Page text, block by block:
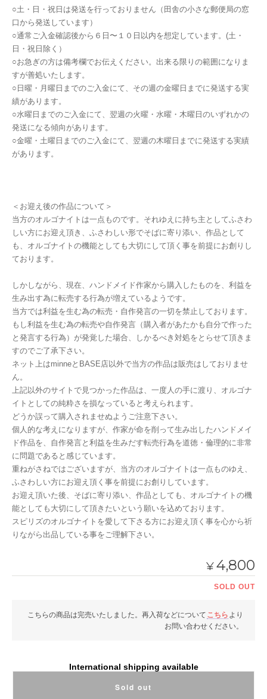
○土・日・祝日は発送を行っておりません（田舎の小さな郵便局の窓
口から発送しています）
○通常ご入金確認後から６日〜１０日以内を想定しています。(土・
日・祝日除く）
○お急ぎの方は備考欄でお伝えください。出来る限りの範囲になりま
すが善処いたします。
○日曜・月曜日までのご入金にて、その週の金曜日までに発送する実
績があります。
○水曜日までのご入金にて、翌週の火曜・水曜・木曜日のいずれかの
発送になる傾向があります。
○金曜・土曜日までのご入金にて、翌週の木曜日までに発送する実績
があります。
＜お迎え後の作品について＞
当方のオルゴナイトは一点ものです。それゆえに持ち主としてふさわ
しい方にお迎え頂き、ふさわしい形でそばに寄り添い、作品として
も、オルゴナイトの機能としても大切にして頂く事を前提にお創りし
ております。
しかしながら、現在、ハンドメイド作家から購入したものを、利益を
生み出す為に転売する行為が増えているようです。
当方では利益を生む為の転売・自作発言の一切を禁止しております。
もし利益を生む為の転売や自作発言（購入者があたかも自分で作った
と発言する行為）が発覚した場合、しかるべき対処をとらせて頂きま
すのでご了承下さい。
ネット上はminneとBASE店以外で当方の作品は販売はしておりませ
ん。
上記以外のサイトで見つかった作品は、一度人の手に渡り、オルゴナ
イトとしての純粋さを損なっていると考えられます。
どうか誤って購入されませぬようご注意下さい。
個人的な考えになりますが、作家が命を削って生み出したハンドメイ
ド作品を、自作発言と利益を生みだす転売行為を道徳・倫理的に非常
に問題であると感じています。
重ねがさねではございますが、当方のオルゴナイトは一点ものゆえ、
ふさわしい方にお迎え頂く事を前提にお創りしています。
お迎え頂いた後、そばに寄り添い、作品としても、オルゴナイトの機
能としても大切にして頂きたいという願いを込めております。
スピリズのオルゴナイトを愛して下さる方にお迎え頂く事を心から祈
りながら出品している事をご理解下さい。
¥4,800
SOLD OUT
こちらの商品は完売いたしました。再入荷などについて こちら より
お問い合わせください。
International shipping available
Sold out